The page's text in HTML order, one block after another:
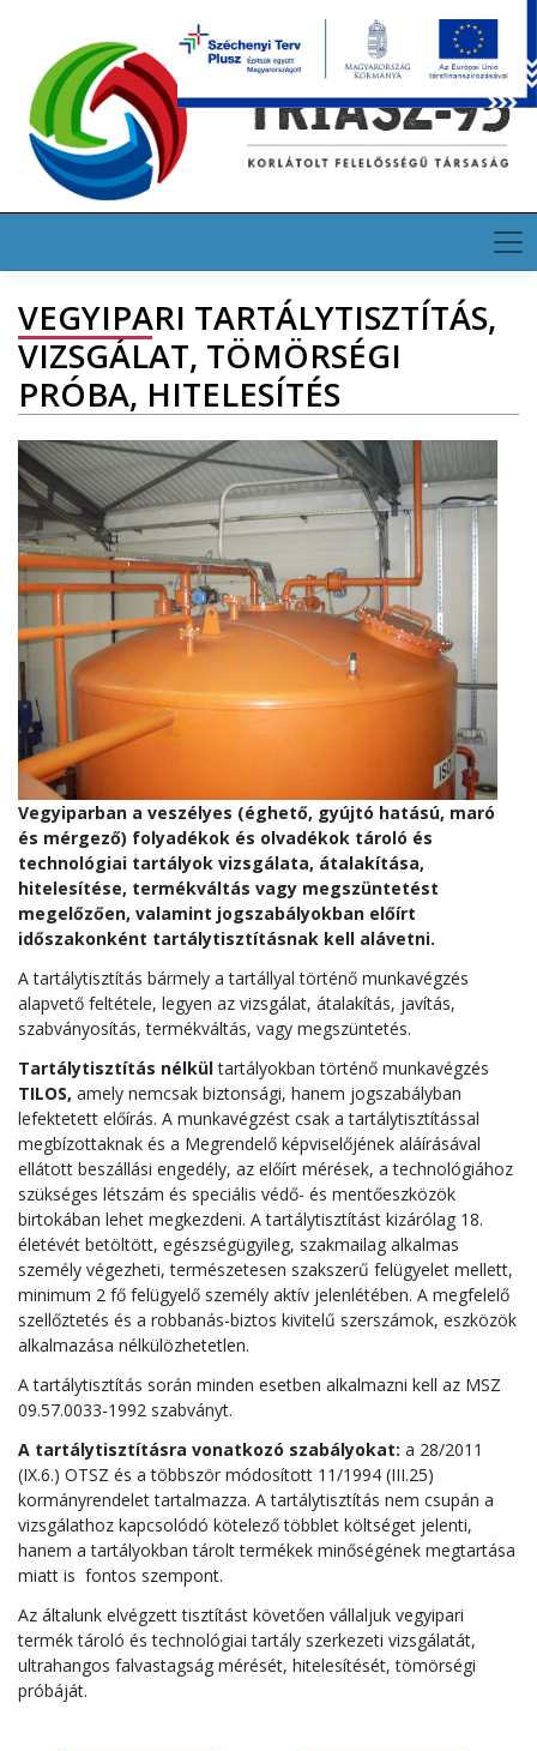
content
EN DE
VEGYIPARI TARTÁLYTISZTÍTÁS,
VIZSGÁLAT, TÖMÖRSÉGI
PRÓBA, HITELESÍTÉS
Vegyiparban a veszélyes (éghető, gyújtó hatású, maró
és mérgező) folyadékok és olvadékok tároló és
technológiai tartályok vizsgálata, átalakítása,
hitelesítése, termékváltás vagy megszüntetést
megelőzően, valamint jogszabályokban előírt
időszakonként tartálytisztításnak kell alávetni.
A tartálytisztítás bármely a tartállyal történő munkavégzés
alapvető feltétele, legyen az vizsgálat, átalakítás, javítás,
szabványosítás, termékváltás, vagy megszüntetés.
Tartálytisztítás nélkültartályokban történő munkavégzés
TILOS, amely nemcsak biztonsági, hanem jogszabályban
lefektetett előírás. A munkavégzést csak a tartálytisztítással
megbízottaknak és a Megrendelő képviselőjének aláírásával
ellátott beszállási engedély, az előírt mérések, a technológiához
szükséges létszám és speciális védő- és mentőeszközök
birtokában lehet megkezdeni. A tartálytisztítást kizárólag 18.
életévét betöltött, egészségügyileg, szakmailag alkalmas
személy végezheti, természetesen szakszerű felügyelet mellett,
minimum 2 fő felügyelő személy aktív jelenlétében. A megfelelő
szellőztetés és a robbanás-biztos kivitelű szerszámok, eszközök
alkalmazása nélkülözhetetlen.
A tartálytisztítás során minden esetben alkalmazni kell az MSZ
09.57.0033-1992 szabványt.
A tartálytisztításra vonatkozó szabályokat: a 28/2011
(IX.6.) OTSZ és a többször módosított 11/1994 (III.25)
kormányrendelet tartalmazza. A tartálytisztítás nem csupán a
vizsgálathoz kapcsolódó kötelező többlet költséget jelenti,
hanem a tartályokban tárolt termékek minőségének megtartása
miatt is fontos szempont.
Az általunk elvégzett tisztítást követően vállaljuk vegyipari
termék tároló és technológiai tartály szerkezeti vizsgálatát,
ultrahangos falvastagság mérését, hitelesítését, tömörségi
próbáját.